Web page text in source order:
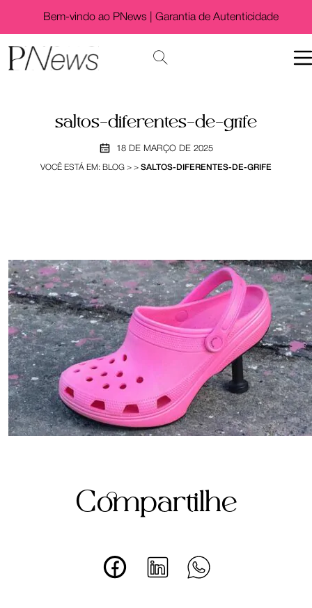
Bem-vindo ao PNews | Garantia de Autenticidade
saltos-diferentes-de-grife
18 DE MARÇO DE 2025
VOCÊ ESTÁ EM: BLOG > > SALTOS-DIFERENTES-DE-GRIFE
Compartilhe